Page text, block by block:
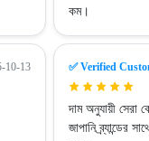
কম।
10-13 ✅ Verified
দাম অনুযায়ী সেরা
জাপানি ব্র্যান্ডের